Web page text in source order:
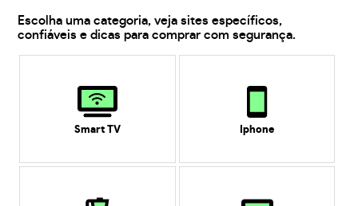
Escolha uma categoria, veja sites específicos,
confiáveis e dicas para comprar com segurança.
Smart TV Iphone